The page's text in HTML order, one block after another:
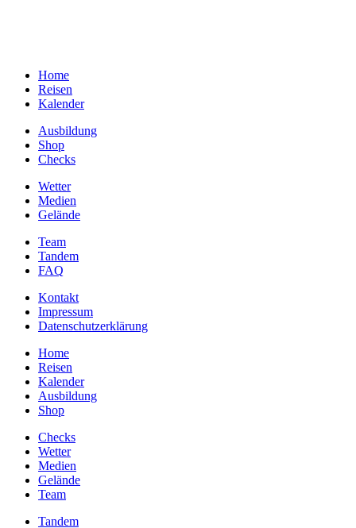
Home
Reisen
Kalender
Ausbildung
Shop
Checks
Wetter
Medien
Gelände
Team
Tandem
FAQ
Kontakt
Impressum
Datenschutzerklärung
Home
Reisen
Kalender
Ausbildung
Shop
Checks
Wetter
Medien
Gelände
Team
Tandem